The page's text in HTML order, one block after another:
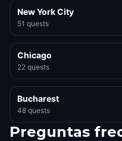
New York City
51 quests
Chicago
22 quests
Bucharest
48 quests
Preguntas